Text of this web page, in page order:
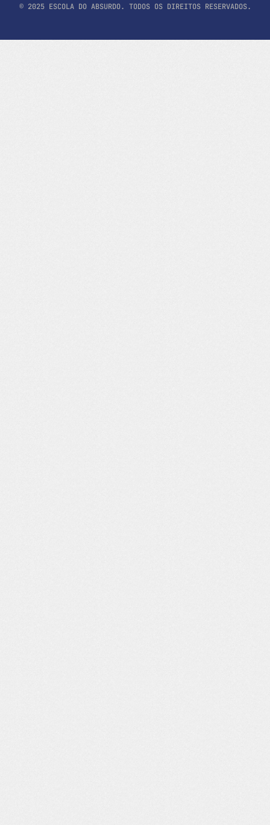
© 2025 ESCOLA DO ABSURDO. TODOS OS DIREITOS RESERVADOS.